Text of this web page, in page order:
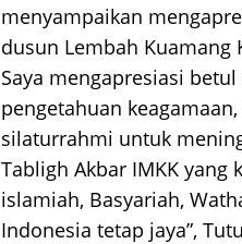
menyampaikan
dusun Lembah Kuamang
Saya mengapresiasi
pengetahuan
silaturrahmi untuk
Tabligh Akbar IMKK yang
islamiah, Basyariah,
Indonesia tetap jaya”,